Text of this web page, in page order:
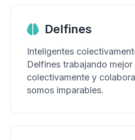
Delfines
Inteligentes
Delfines trabajando mejor
colectivamente y
somos imparables.